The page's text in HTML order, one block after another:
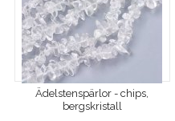
Ädelstenspärlor - chips,
bergskristall